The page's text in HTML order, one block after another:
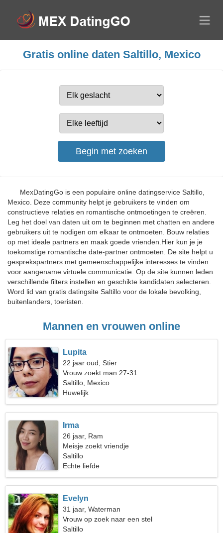
Gratis online daten Saltillo, Mexico
MexDatingGo is een populaire online datingservice Saltillo,
Mexico. Deze community helpt je gebruikers te vinden om
constructieve relaties en romantische ontmoetingen te creëren.
Leg het doel van daten uit om te beginnen met chatten en andere
gebruikers uit te nodigen om elkaar te ontmoeten. Bouw relaties
op met ideale partners en maak goede vrienden.Hier kun je je
toekomstige romantische date-partner ontmoeten. De site helpt u
gesprekspartners met gemeenschappelijke interesses te vinden
voor aangename virtuele communicatie. Op de site kunnen leden
verschillende filters instellen en geschikte kandidaten selecteren.
Word lid van gratis datingsite Saltillo voor de lokale bevolking,
buitenlanders, toeristen.
Mannen en vrouwen online
Lupita
22 jaar oud, Stier
Vrouw zoekt man 27-31
Saltillo, Mexico
Huwelijk
Irma
26 jaar, Ram
Meisje zoekt vriendje
Saltillo
Echte liefde
Evelyn
31 jaar, Waterman
Vrouw op zoek naar een stel
Saltillo